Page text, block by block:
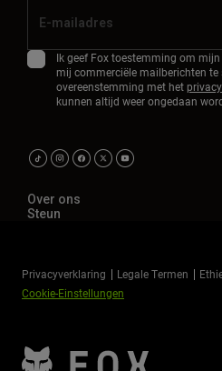
Ik geef Fox toestemming om
mij commerciële mailberichten te
overeenstemming met het
kunnen altijd weer ongedaan
Over ons
Steun
Privacyverklaring Legale Termen
Cookie-Einstellungen